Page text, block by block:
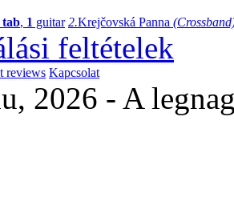
tab, 1 guitar 2.Krejčovská Panna
feltételek
reviews Kapcsolat
2026 - A